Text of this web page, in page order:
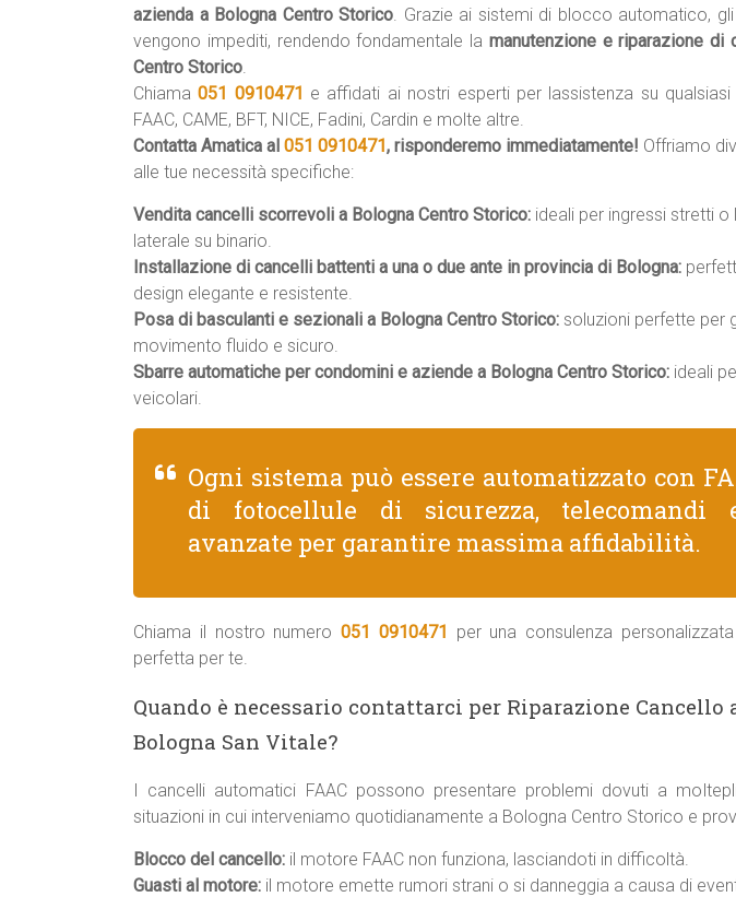
azienda a Bologna Centro Storico. Grazie ai sistemi di blocco automatico,
vengono impediti, rendendo fondamentale la manutenzione e riparazione di
Centro Storico.
Chiama051 0910471 e affidati ai nostri esperti per lassistenza su
FAAC, CAME, BFT, NICE, Fadini, Cardin e molte altre.
Contatta Amatica al 051 0910471, risponderemo immediatamente! Offriamo
alle tue necessità specifiche:
Vendita cancelli scorrevoli a Bologna Centro Storico: ideali per ingressi stretti
laterale su binario.
Installazione di cancelli battenti a una o due ante in provincia di Bologna:
design elegante e resistente.
Posa di basculanti e sezionali a Bologna Centro Storico: soluzioni perfette per
movimento fluido e sicuro.
Sbarre automatiche per condomini e aziende a Bologna Centro Storico: ideali
veicolari.
Ogni sistema può essere automatizzato con
di fotocellule di sicurezza, telecomandi
avanzate per garantire massima affidabilità.
Chiama il nostro numero051 0910471 per una consulenza
perfetta per te.
Quando è necessario contattarci per Riparazione Cancello
Bologna San Vitale?
I cancelli automatici FAAC possono presentare problemi dovuti a
situazioni in cui interveniamo quotidianamente a Bologna Centro Storico e
Blocco del cancello: il motore FAAC non funziona, lasciandoti in difficoltà.
Guasti al motore: il motore emette rumori strani o si danneggia a causa di